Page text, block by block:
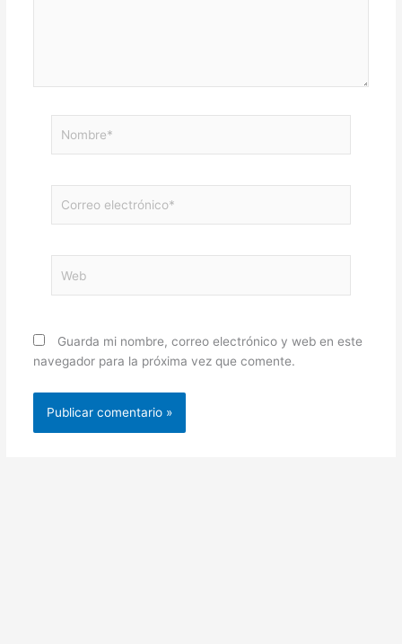
electrónico*
Guarda mi nombre, correo electrónico y web en este
navegador para la próxima vez que comente.